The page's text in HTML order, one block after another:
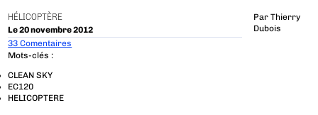
HÉLICOPTÈRE
Le 20 novembre 2012
Par Thierry
Dubois
33 Comentaires
Mots-clés :
CLEAN SKY
EC120
HELICOPTERE